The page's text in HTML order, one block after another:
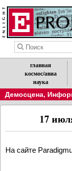
главная
космос/авиа
наука
Демосцена,
17
На сайте